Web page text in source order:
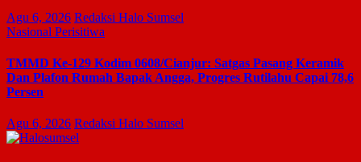
Agu 6, 2026 Redaksi Halo Sumsel
Nasional Perisitiwa
TMMD Ke-129 Kodim 0608/Cianjur: Satgas Pasang Keramik
Dan Plafon Rumah Bapak Angga, Progres Rutilahu Capai 78,6
Persen
Agu 6, 2026 Redaksi Halo Sumsel